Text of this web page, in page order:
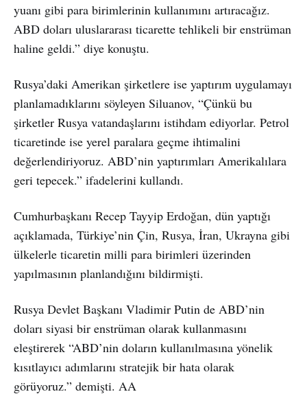
yuanı gibi para birimlerinin kullanımını artıracağız.
ABD doları uluslararası ticarette tehlikeli bir enstrüman
haline geldi.” diye konuştu.
Rusya’daki Amerikan şirketlere ise yaptırım uygulamayı
planlamadıklarını söyleyen Siluanov, “Çünkü bu
şirketler Rusya vatandaşlarını istihdam ediyorlar. Petrol
ticaretinde ise yerel paralara geçme ihtimalini
değerlendiriyoruz. ABD’nin yaptırımları Amerikalılara
geri tepecek.” ifadelerini kullandı.
Cumhurbaşkanı Recep Tayyip Erdoğan, dün yaptığı
açıklamada, Türkiye’nin Çin, Rusya, İran, Ukrayna gibi
ülkelerle ticaretin milli para birimleri üzerinden
yapılmasının planlandığını bildirmişti.
Rusya Devlet Başkanı Vladimir Putin de ABD’nin
doları siyasi bir enstrüman olarak kullanmasını
eleştirerek “ABD’nin doların kullanılmasına yönelik
kısıtlayıcı adımlarını stratejik bir hata olarak
görüyoruz.” demişti. AA